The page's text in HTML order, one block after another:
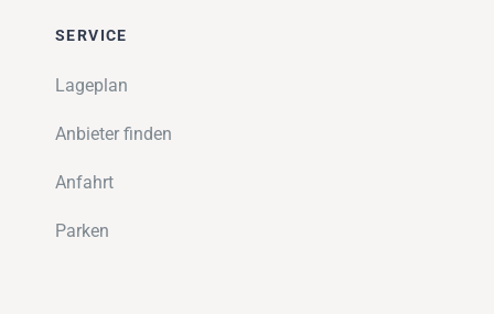
SERVICE
Lageplan
Anbieter finden
Anfahrt
Parken